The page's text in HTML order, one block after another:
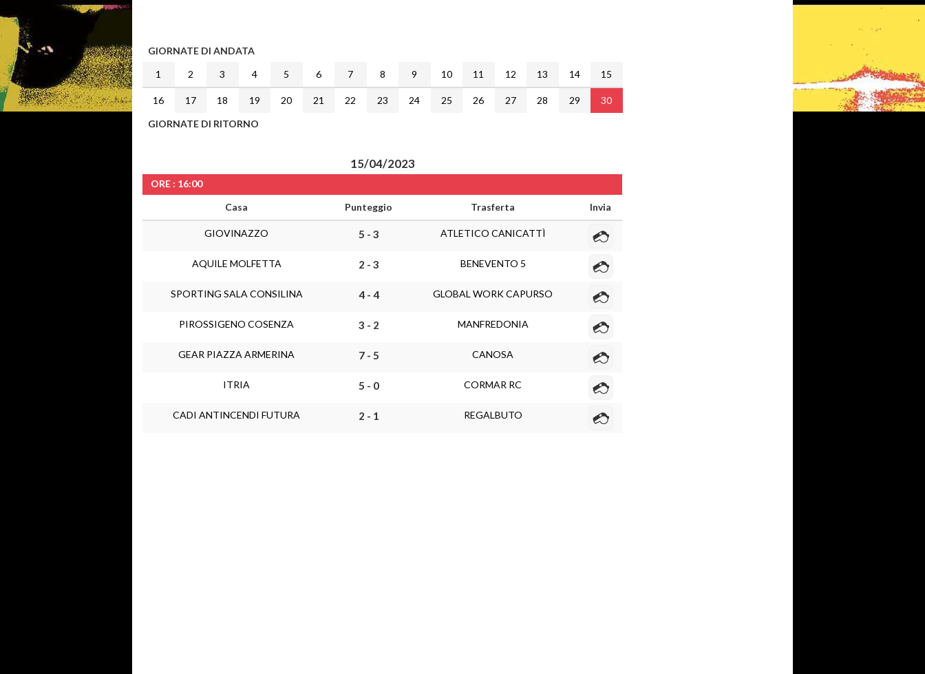
GIORNATE DI ANDATA
1
2 3 4 5 6 7 8 9 10 11 12 13 14 15
16 17 18 19 20 21 22 23 24 25 26 27 28 29
30
GIORNATE DI RITORNO
15/04/2023
ORE : 16:00
Casa
Punteggio Trasferta Invia
GIOVINAZZO 5 - 3 ATLETICO CANICATTÌ
AQUILE MOLFETTA 2 - 3 BENEVENTO 5
SPORTING SALA CONSILINA 4 - 4 GLOBAL WORK CAPURSO
PIROSSIGENO COSENZA 3 - 2 MANFREDONIA
GEAR PIAZZA ARMERINA 7 - 5 CANOSA
ITRIA 5 - 0 CORMAR RC
CADI ANTINCENDI FUTURA 2 - 1 REGALBUTO